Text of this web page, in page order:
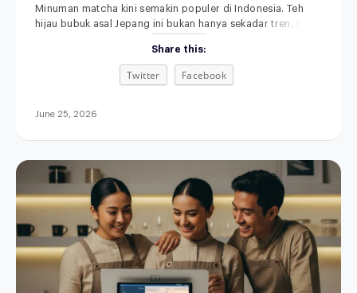
Minuman matcha kini semakin populer di Indonesia. Teh
hijau bubuk asal Jepang ini bukan hanya sekadar tren, tapi
di kalangan anak muda dan pecinta minuman sehat.
Rasanya yang khas, aromanya yang menenangkan, serta
tampilannya yang estetik membuat minuman matcha bukan
Share this:
Twitter Facebook
June 25, 2026